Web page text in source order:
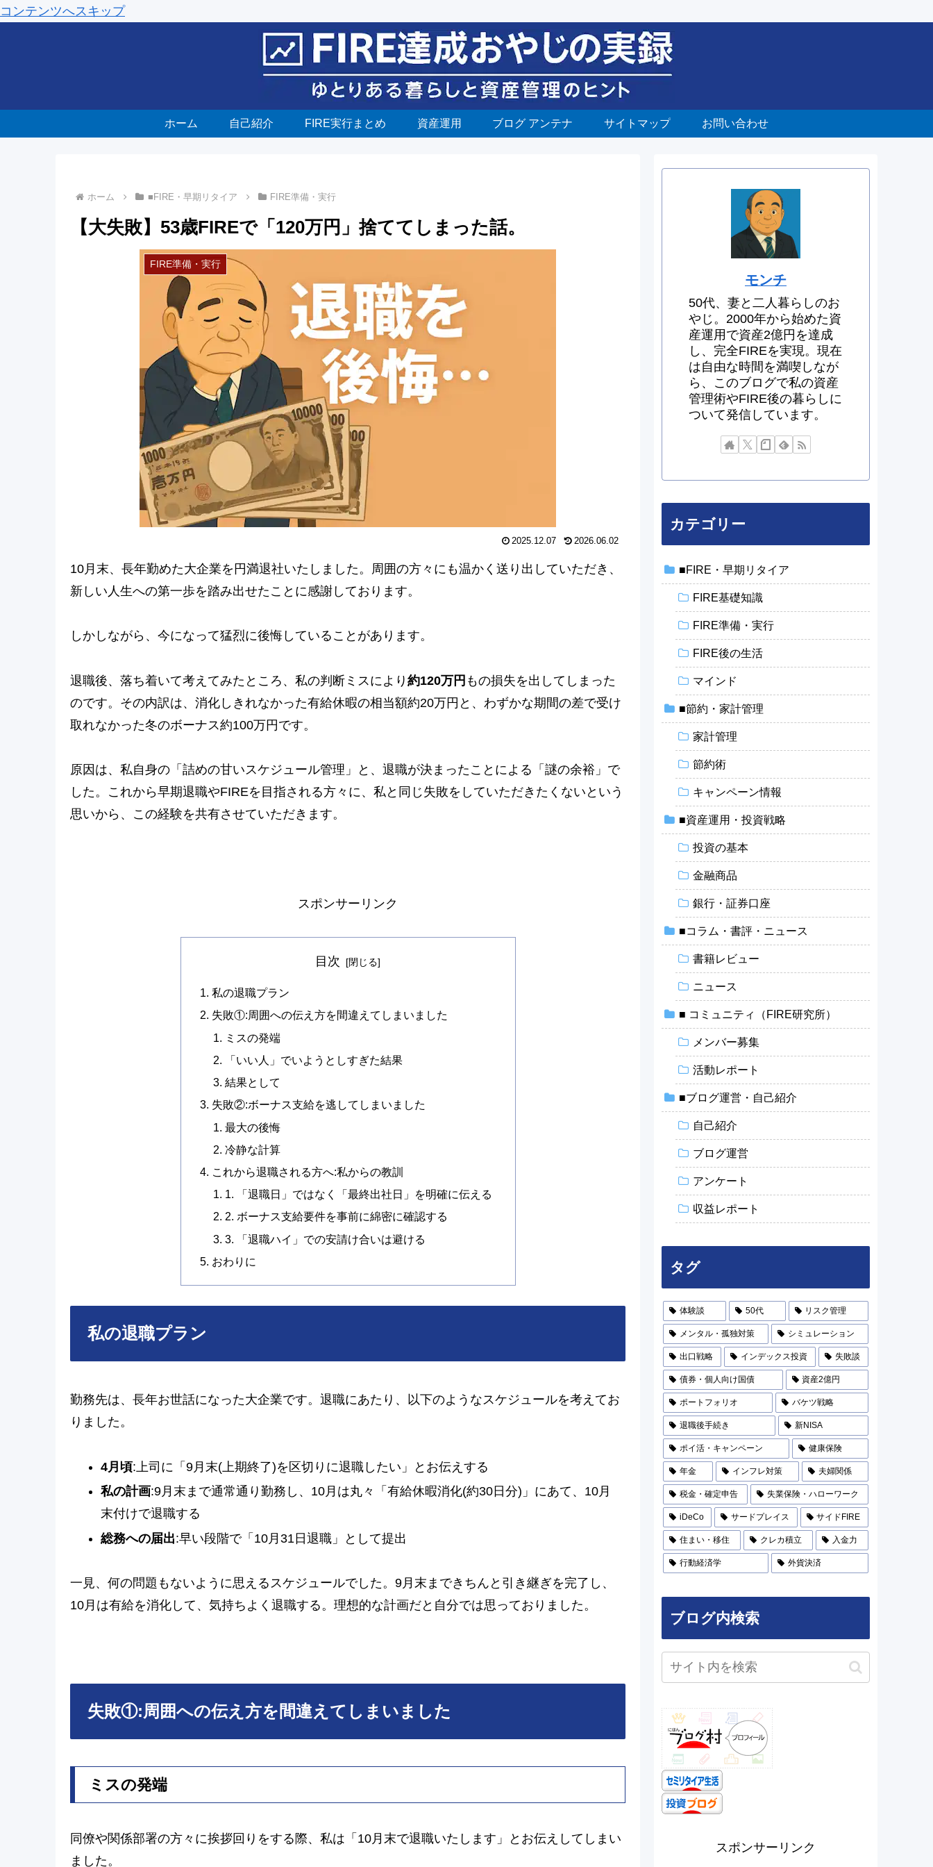
コンテンツへスキップ
ホーム 自己紹介 FIRE実行まとめ 資産運用 ブログ アンテナ サイトマップ お問い合わせ
ホーム ■FIRE・早期リタイア FIRE準備・実行
【大失敗】53歳FIREで「120万円」捨ててしまった話。
FIRE準備・実行
2025.12.07 2026.06.02
10月末、長年勤めた大企業を円満退社いたしました。周囲の方々にも温かく送り出していただき、
新しい人生への第一歩を踏み出せたことに感謝しております。
しかしながら、今になって猛烈に後悔していることがあります。
退職後、落ち着いて考えてみたところ、私の判断ミスにより 約120万円 もの損失を出してしまった
のです。その内訳は、消化しきれなかった有給休暇の相当額約20万円と、わずかな期間の差で受け
取れなかった冬のボーナス約100万円です。
原因は、私自身の「詰めの甘いスケジュール管理」と、退職が決まったことによる「謎の余裕」で
した。これから早期退職やFIREを目指される方々に、私と同じ失敗をしていただきたくないという
思いから、この経験を共有させていただきます。
スポンサーリンク
目次
私の退職プラン
失敗①:周囲への伝え方を間違えてしまいました
ミスの発端
「いい人」でいようとしすぎた結果
結果として
失敗②:ボーナス支給を逃してしまいました
最大の後悔
冷静な計算
これから退職される方へ:私からの教訓
1. 「退職日」ではなく「最終出社日」を明確に伝える
2. ボーナス支給要件を事前に綿密に確認する
3. 「退職ハイ」での安請け合いは避ける
おわりに
私の退職プラン
勤務先は、長年お世話になった大企業です。退職にあたり、以下のようなスケジュールを考えてお
りました。
4月頃:上司に「9月末(上期終了)を区切りに退職したい」とお伝えする
私の計画:9月末まで通常通り勤務し、10月は丸々「有給休暇消化(約30日分)」にあて、10月
末付けで退職する
総務への届出:早い段階で「10月31日退職」として提出
一見、何の問題もないように思えるスケジュールでした。9月末まできちんと引き継ぎを完了し、
10月は有給を消化して、気持ちよく退職する。理想的な計画だと自分では思っておりました。
失敗①:周囲への伝え方を間違えてしまいました
ミスの発端
同僚や関係部署の方々に挨拶回りをする際、私は「10月末で退職いたします」とお伝えしてしまい
ました。
モンチ
50代、妻と二人暮らしのお
やじ。2000年から始めた資
産運用で資産2億円を達成
し、完全FIREを実現。現在
は自由な時間を満喫しなが
ら、このブログで私の資産
管理術やFIRE後の暮らしに
ついて発信しています。
カテゴリー
■FIRE・早期リタイア
FIRE基礎知識
FIRE準備・実行
FIRE後の生活
マインド
■節約・家計管理
家計管理
節約術
キャンペーン情報
■資産運用・投資戦略
投資の基本
金融商品
銀行・証券口座
■コラム・書評・ニュース
書籍レビュー
ニュース
■ コミュニティ（FIRE研究所）
メンバー募集
活動レポート
■ブログ運営・自己紹介
自己紹介
ブログ運営
アンケート
収益レポート
タグ
体験談 50代 リスク管理
メンタル・孤独対策 シミュレーション
出口戦略 インデックス投資 失敗談
債券・個人向け国債 資産2億円
ポートフォリオ バケツ戦略
退職後手続き 新NISA
ポイ活・キャンペーン 健康保険
年金 インフレ対策 夫婦関係
税金・確定申告 失業保険・ハローワーク
iDeCo サードプレイス サイドFIRE
住まい・移住 クレカ積立 入金力
行動経済学 外貨決済
ブログ内検索
スポンサーリンク